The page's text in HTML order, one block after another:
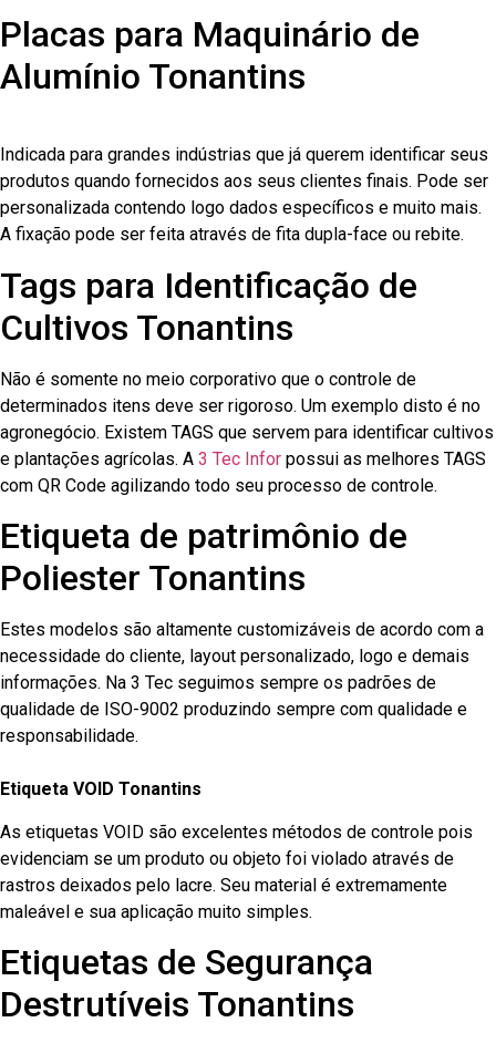
Placas para Maquinário de
Alumínio Tonantins
Indicada para grandes indústrias que já querem identificar seus
produtos quando fornecidos aos seus clientes finais. Pode ser
personalizada contendo logo dados específicos e muito mais.
A fixação pode ser feita através de fita dupla-face ou rebite.
Tags para Identificação de
Cultivos Tonantins
Não é somente no meio corporativo que o controle de
determinados itens deve ser rigoroso. Um exemplo disto é no
agronegócio. Existem TAGS que servem para identificar cultivos
e plantações agrícolas. A 3 Tec Infor possui as melhores TAGS
com QR Code agilizando todo seu processo de controle.
Etiqueta de patrimônio de
Poliester Tonantins
Estes modelos são altamente customizáveis de acordo com a
necessidade do cliente, layout personalizado, logo e demais
informações. Na 3 Tec seguimos sempre os padrões de
qualidade de ISO-9002 produzindo sempre com qualidade e
responsabilidade.
Etiqueta VOID Tonantins
As etiquetas VOID são excelentes métodos de controle pois
evidenciam se um produto ou objeto foi violado através de
rastros deixados pelo lacre. Seu material é extremamente
maleável e sua aplicação muito simples.
Etiquetas de Segurança
Destrutíveis Tonantins